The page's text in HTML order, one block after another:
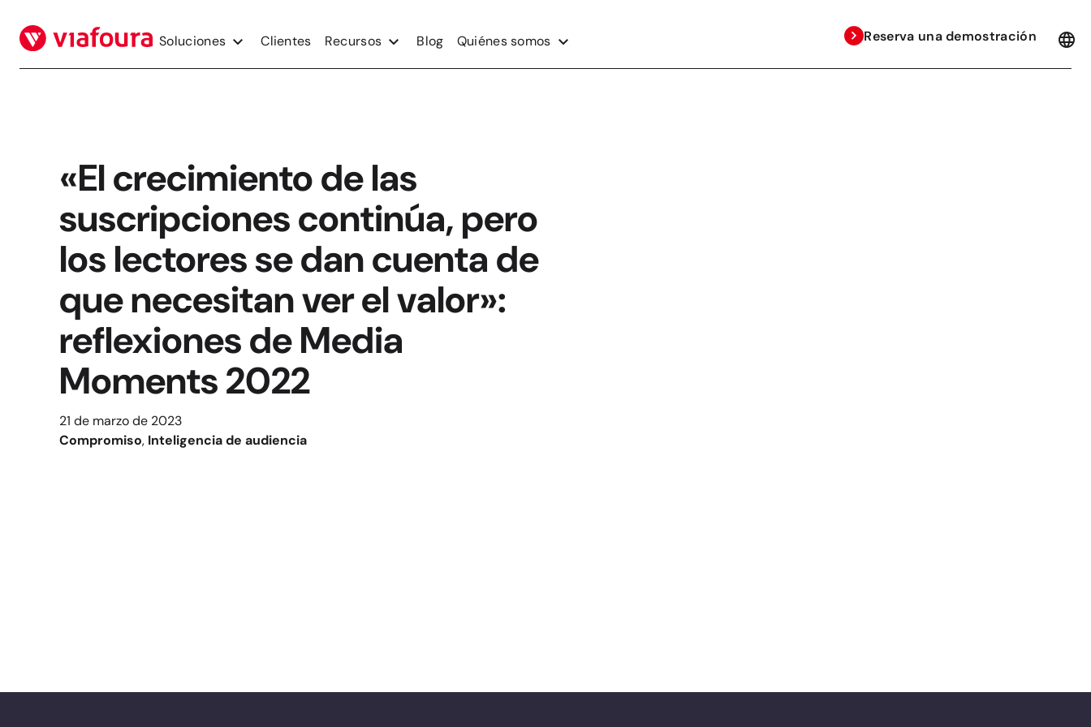
contenido
Soluciones Clientes Recursos Blog Quiénes somos Reserva una demostración
«El crecimiento de las
suscripciones continúa, pero
los lectores se dan cuenta de
que necesitan ver el valor»:
reflexiones de Media
Moments 2022
21 de marzo de 2023
Compromiso, Inteligencia de audiencia